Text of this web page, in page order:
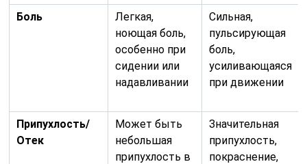
Боль
Легкая,
ноющая боль,
особенно при
сидении или
надавливании
Сильная,
пульсирующая
боль,
усиливающаяся
при движении
Припухлость/
Отек
Может быть
небольшая
припухлость в
Значительная
припухлость,
покраснение,